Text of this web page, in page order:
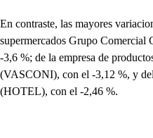
En contraste, las mayores
supermercados Grupo
-3,6 %; de la empresa de
(VASCONI), con el -3,12 %, y
(HOTEL), con el -2,46 %.